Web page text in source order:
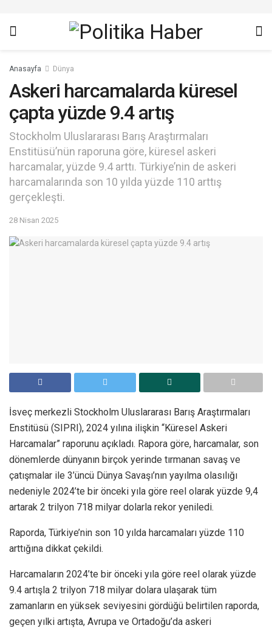
Anasayfa Dünya
Askeri harcamalarda küresel
çapta yüzde 9.4 artış
Stockholm Uluslararası Barış Araştırmaları
Enstitüsü’nün raporuna göre, küresel askeri
harcamalar, yüzde 9.4 arttı. Türkiye’nin de askeri
harcamalarında son 10 yılda yüzde 110 arttış
gerçekleşti.
28 Nisan 2025
İsveç merkezli Stockholm Uluslararası Barış Araştırmaları
Enstitüsü (SIPRI), 2024 yılına ilişkin “Küresel Askeri
Harcamalar” raporunu açıkladı. Rapora göre, harcamalar, son
dönemlerde dünyanın birçok yerinde tırmanan savaş ve
çatışmalar ile 3’üncü Dünya Savaşı’nın yayılma olasılığı
nedeniyle 2024’te bir önceki yıla göre reel olarak yüzde 9,4
artarak 2 trilyon 718 milyar dolarla rekor yeniledi.
Raporda, Türkiye’nin son 10 yılda harcamaları yüzde 110
arttığına dikkat çekildi.
Harcamaların 2024’te bir önceki yıla göre reel olarak yüzde
9.4 artışla 2 trilyon 718 milyar dolara ulaşarak tüm
zamanların en yüksek seviyesini gördüğü belirtilen raporda,
geçen yılki artışta, Avrupa ve Ortadoğu’da askeri